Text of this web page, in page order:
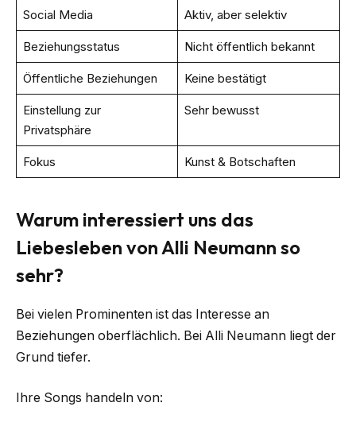
Social Media Aktiv, aber selektiv
Beziehungsstatus Nicht öffentlich bekannt
Öffentliche Beziehungen Keine bestätigt
Einstellung zur
Privatsphäre
Sehr bewusst
Fokus Kunst & Botschaften
Warum interessiert uns das
Liebesleben von Alli Neumann so
sehr?
Bei vielen Prominenten ist das Interesse an
Beziehungen oberflächlich. Bei Alli Neumann liegt der
Grund tiefer.
Ihre Songs handeln von: